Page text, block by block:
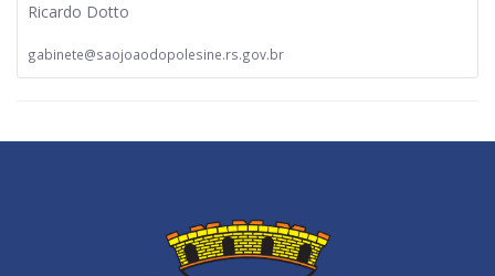
Ricardo Dotto
gabinete@saojoaodopolesine.rs.gov.br